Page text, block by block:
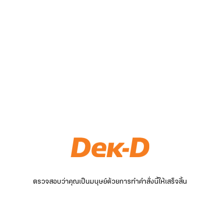
ตรวจสอบว่าคุณเป็นมนุษย์ด้วยการทำคำสั่งนี้ให้เสร็จสิ้น